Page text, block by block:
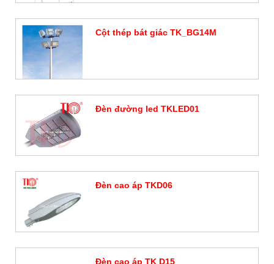
Cột thép bát giác TK_BG14M
Đèn đường led TKLED01
Đèn cao áp TKD06
Đèn cao áp TK D15